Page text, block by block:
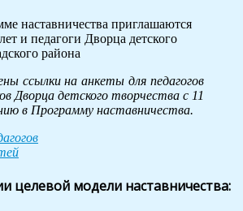
наставничества приглашаются
и педагоги Дворца детского
района
ссылки на анкеты для педагогов
Дворца детского творчества с 11
в Программу наставничества.
целевой модели наставничества: